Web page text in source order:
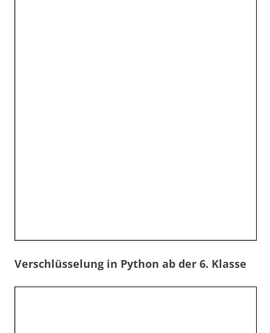
Verschlüsselung in Python ab der 6. Klasse